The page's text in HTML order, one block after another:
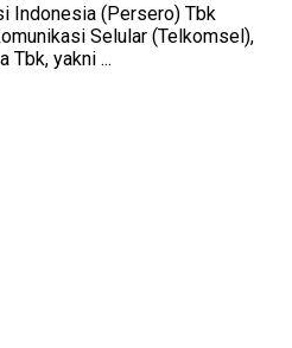
Indonesia (Persero) Tbk
Selular (Telkomsel),
Tbk, yakni ...